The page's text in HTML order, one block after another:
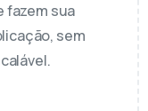
fazem sua
sem